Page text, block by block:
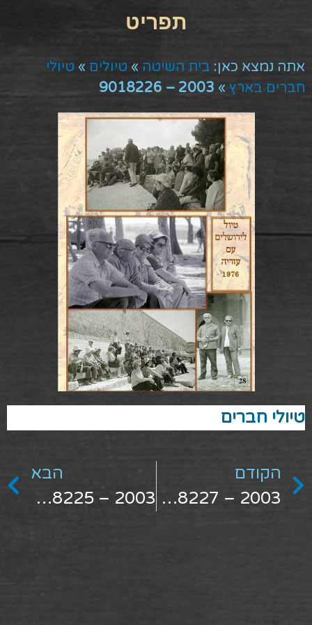
אתה נמצא כאן: בית השיטה » טיולים » טיולי
חברים בארץ »
2003 – 9018226
טיולי חברים
הקודם
2003 – 9018227
הבא
2003 – 9018225